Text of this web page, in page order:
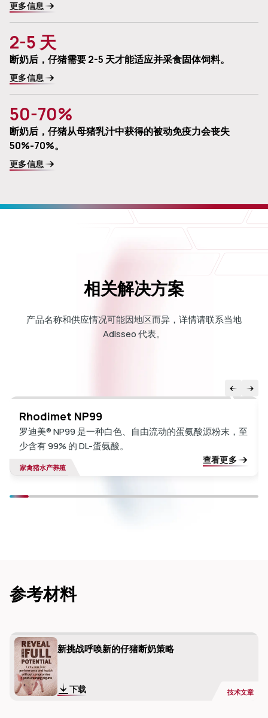
更多信息
2-5 天
断奶后，仔猪需要 2-5 天才能适应并采食固体饲料。
更多信息
50-70%
断奶后，仔猪从母猪乳汁中获得的被动免疫力会丧失
50%-70%。
更多信息
相关解决方案
产品名称和供应情况可能因地区而异，详情请联系当地
Adisseo 代表。
Rhodimet NP99
罗迪美® NP99 是一种白色、自由流动的蛋氨酸源粉末，至
少含有 99% 的 DL-蛋氨酸。
查看更多
家禽猪水产养殖
参考材料
新挑战呼唤新的仔猪断奶策略
下载 技术文章